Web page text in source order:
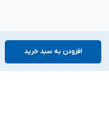
افزودن به سبد خرید